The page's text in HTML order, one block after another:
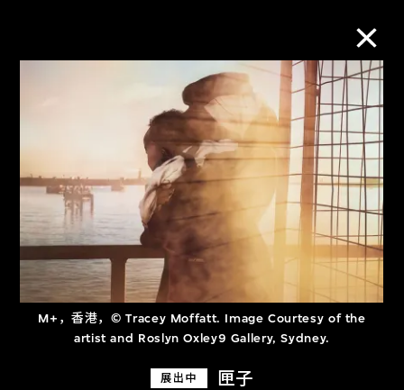
M+，香港，© Tracey Moffatt. Image Courtesy of the
artist and Roslyn Oxley9 Gallery, Sydney.
展出中 匣子
M+藏品
进一步筛选 搜索
关于M+藏品
探索世界顶级的二十及二十一世纪视觉